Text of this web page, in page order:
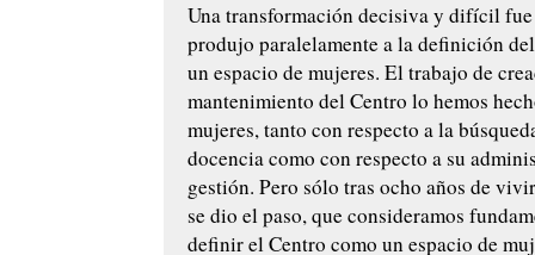
Una transformación decisiva y difícil fue
produjo paralelamente a la definición
un espacio de mujeres. El trabajo de
mantenimiento del Centro lo hemos
mujeres, tanto con respecto a la
docencia como con respecto a su
gestión. Pero sólo tras ocho años de
se dio el paso, que consideramos
definir el Centro como un espacio de